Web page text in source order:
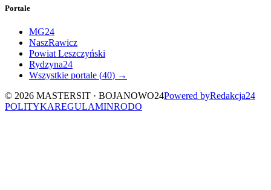
Portale
MG24
NaszRawicz
Powiat Leszczyński
Rydzyna24
Wszystkie portale (40) →
© 2026 MASTERSIT · BOJANOWO24Powered byRedakcja24
POLITYKAREGULAMINRODO